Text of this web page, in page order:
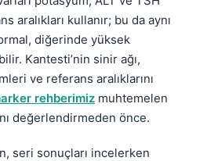
aralıkları kullanır; bu da aynı
diğerinde yüksek
Kantesti’nin sinir ağı,
ve referans aralıklarını
rehberimiz muhtemelen
değerlendirmeden önce.
seri sonuçları incelerken